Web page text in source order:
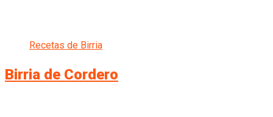
Recetas de Birria
Birria de Cordero